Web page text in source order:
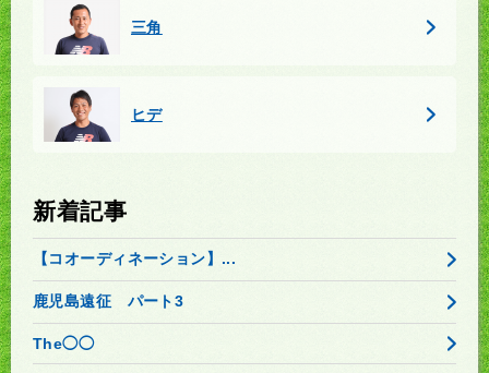
三角
ヒデ
新着記事
【コオーディネーション】...
鹿児島遠征 パート3
The◯◯